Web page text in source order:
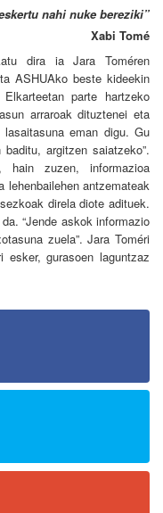
nahi nuke bereziki”
Xabi Tomé
dira ia Jara Toméren
ASHUAko beste kideekin
parte hartzeko
arraroak dituztenei eta
lasaitasuna eman digu. Gu
argitzen saiatzeko”.
hain zuzen, informazioa
lehenbailehen antzemateak
direla diote adituek.
“Jende askok informazio
zuela”. Jara Toméri
esker, gurasoen laguntzaz